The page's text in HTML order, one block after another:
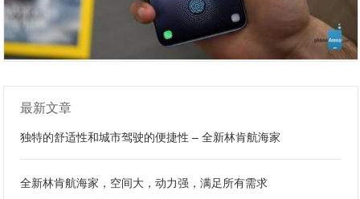
最新文章
独特的舒适性和城市驾驶的便捷性 – 全新林肯航海家
全新林肯航海家，空间大，动力强，满足所有需求